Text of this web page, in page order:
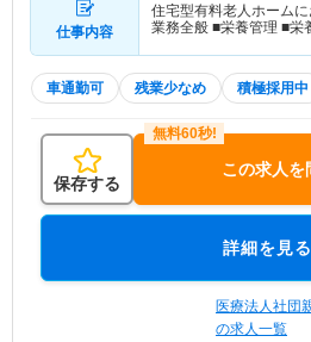
仕事内容
住宅型有料老人ホーム
業務全般 ■栄養管理 ■栄
車通勤可 残業少なめ 積極採用中
保存する
この求人を
詳細を見る
医療法人社団
の求人一覧